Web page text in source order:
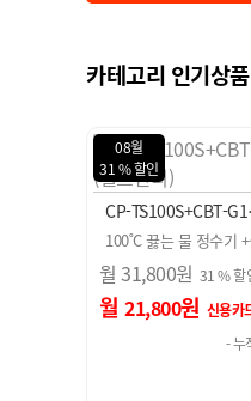
카테고리 인기상품
08월
31 % 할인
CP-TS100S+CBT-
100˚C 끓는 물 정수기
월 31,800원 31 % 할
월 21,800원 신용카
- 누